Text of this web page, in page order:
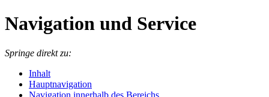
Navigation und Service
Springe direkt zu:
Inhalt
Hauptnavigation
Navigation innerhalb des Bereichs